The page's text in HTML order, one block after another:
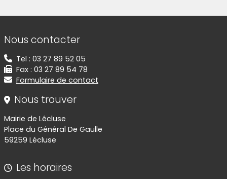
Informations de contact
Nous contacter
Tel : 03 27 89 52 05
Fax : 03 27 89 54 78
Formulaire de contact
Nous trouver
Mairie de Lécluse
Place du Général De Gaulle
59259 Lécluse
Les horaires